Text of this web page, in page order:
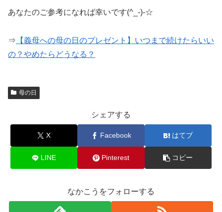
あなたのご参考になれば幸いです(^_-)-☆
⇒ 【義母への母の日のプレゼント】いつまで続けたらいい
の？やめたらどうなる？
母の日
シェアする
X Facebook はてブ
LINE Pinterest コピー
なかこうをフォローする